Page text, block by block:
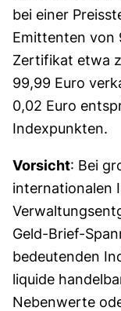
bei einer
Emittenten von
Zertifikat etwa
99,99 Euro
0,02 Euro
Indexpunkten.
Vorsicht: Bei
internationalen
Geld-Brief-
bedeutenden
liquide
Nebenwerte